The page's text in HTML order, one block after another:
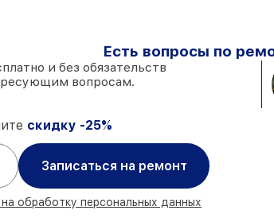
с возможностью личного
на складе в Москве,
и надёжные аналоги
–
за 1–2 часа, если мастер
Есть вопросы по
и без обязательств
вопросам.
скидку -25%
Записаться на ремонт
обработку персональных данных